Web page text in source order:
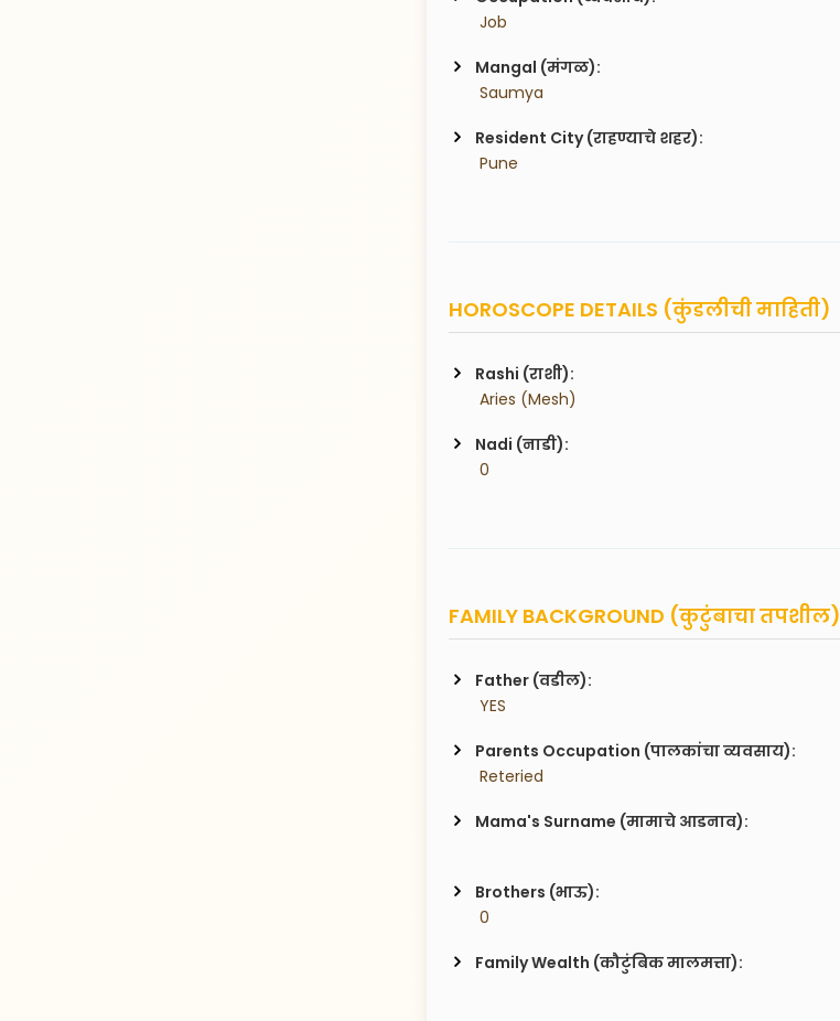
Job
Mangal (मंगळ):
Saumya
Resident City (राहण्याचे शहर):
Pune
HOROSCOPE DETAILS (कुंडलीची माहिती)
Rashi (राशी):
Aries (Mesh)
Nadi (नाडी):
0
FAMILY BACKGROUND (कुटुंबाचा तपशील)
Father (वडील):
YES
Parents Occupation (पालकांचा व्यवसाय):
Reteried
Mama's Surname (मामाचे आडनाव):
Brothers (भाऊ):
0
Family Wealth (कौटुंबिक मालमत्ता):